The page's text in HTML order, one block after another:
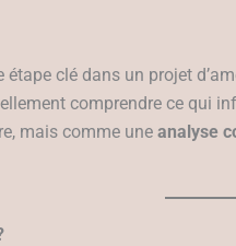
clé dans un projet
comprendre ce qui
mais comme une analyse